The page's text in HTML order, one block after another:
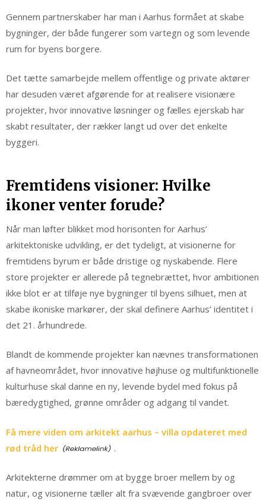
Gennem partnerskaber har man i Aarhus formået at skabe
bygninger, der både fungerer som vartegn og som levende
rum for byens borgere.
Det tætte samarbejde mellem offentlige og private aktører
har desuden været afgørende for at realisere visionære
projekter, hvor innovative løsninger og fælles ejerskab har
skabt resultater, der rækker langt ud over det enkelte
byggeri.
Fremtidens visioner: Hvilke
ikoner venter forude?
Når man løfter blikket mod horisonten for Aarhus’
arkitektoniske udvikling, er det tydeligt, at visionerne for
fremtidens byrum er både dristige og nyskabende. Flere
store projekter er allerede på tegnebrættet, hvor ambitionen
ikke blot er at tilføje nye bygninger til byens silhuet, men at
skabe ikoniske markører, der skal definere Aarhus’ identitet i
det 21. århundrede.
Blandt de kommende projekter kan nævnes transformationen
af havneområdet, hvor innovative højhuse og multifunktionelle
kulturhuse skal danne en ny, levende bydel med fokus på
bæredygtighed, grønne områder og adgang til vandet.
Få mere viden om arkitekt aarhus – villa opdateret med
rød tråd her
.
Arkitekterne drømmer om at bygge broer mellem by og
natur, og visionerne tæller alt fra svævende gangbroer over